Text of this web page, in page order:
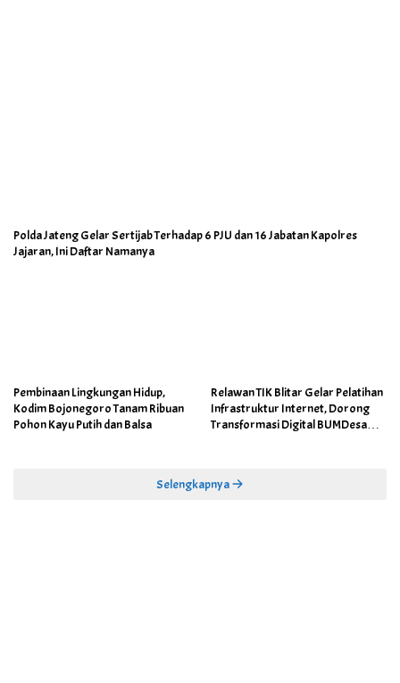
Polda Jateng Gelar Sertijab Terhadap 6 PJU dan 16 Jabatan Kapolres
Jajaran, Ini Daftar Namanya
Pembinaan Lingkungan Hidup,
Kodim Bojonegoro Tanam Ribuan
Pohon Kayu Putih dan Balsa
Relawan TIK Blitar Gelar Pelatihan
Infrastruktur Internet, Dorong
Transformasi Digital BUMDesa
Selengkapnya